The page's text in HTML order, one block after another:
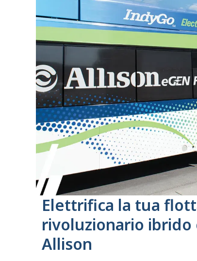
Elettrifica la tua
rivoluzionario
Allison